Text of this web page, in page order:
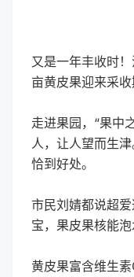
又是一年丰收时
亩黄皮果迎来采收
走进果园，“果中
人，让人望而生
恰到好处。
市民刘婧都说超
宝，果皮果核能泡
黄皮果富含维生